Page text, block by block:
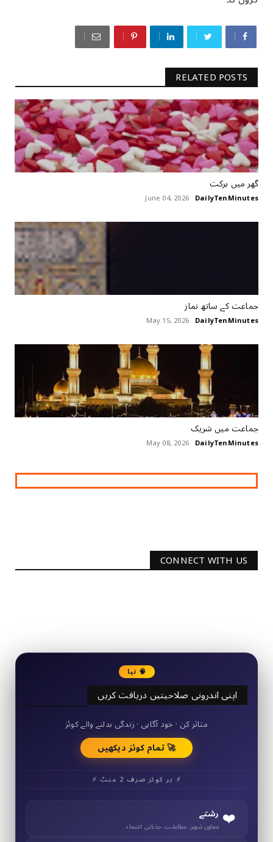
RELATED POSTS
گھر میں برکت
DailyTenMinutes
June 04, 2026
جماعت کے ساتھ نماز
DailyTenMinutes
May 15, 2026
جماعت میں شریک
DailyTenMinutes
May 08, 2026
CONNECT WITH US
🧠 نیا
اپنی اندرونی صلاحیتیں دریافت کریں
50+ مختصر کوئز
متاثر کن · خود آگاہی · زندگی بدلنے والے کوئز
🚀 تمام کوئز دیکھیں
⚡ ہر کوئز صرف 2 منٹ ⚡
❤️ رشتے
معاون شوہر، مطابقت، جذباتی اعتماد